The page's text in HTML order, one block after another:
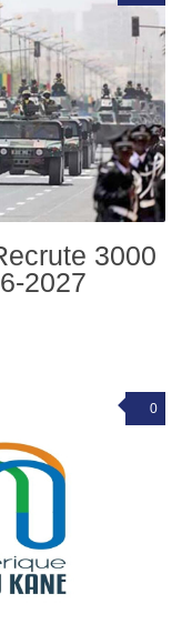
3000
2027
0